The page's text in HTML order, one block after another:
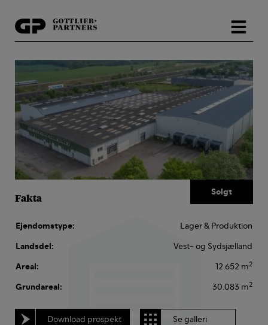
indholdet
Fakta
Ejendomstype:
Lager & Produktion
Landsdel:
Vest- og Sydsjælland
Areal:
12.652 m2
Grundareal: 30.083 m2
Download prospekt Se galleri